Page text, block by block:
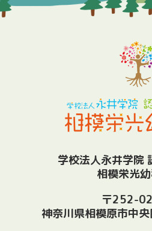
学校法人永井学院
相模栄光
〒252-
神奈川県相模原市中